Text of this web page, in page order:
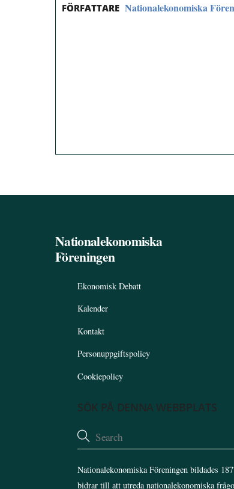
FÖRFATTARE Nationalekonomiska
Nationalekonomiska
Föreningen
Ekonomisk Debatt
Kalender
Kontakt
Personuppgiftspolicy
Cookiepolicy
SÖK PÅ DENNA WEBBPLATS
Nationalekonomiska Föreningen bildades
bidrar till att utreda nationalekonomiska